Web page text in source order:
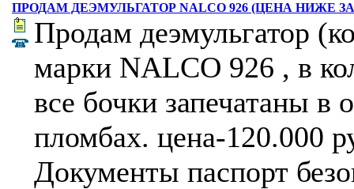
ПРОДАМ ДЕЭМУЛЬГАТОР NALCO 926 (ЦЕНА НИЖЕ
Продам деэмульгатор
марки NALCO 926 , в
все бочки запечатаны в
пломбах. цена-120.000
Документы паспорт